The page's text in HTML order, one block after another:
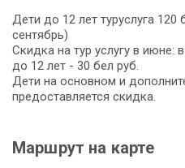
Дети до 12 лет туруслуга 120
сентябрь)
Скидка на тур услугу в июне:
до 12 лет - 30 бел руб.
Дети на основном и
предоставляется скидка.
Маршрут на карте